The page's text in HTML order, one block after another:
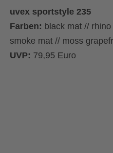
uvex sportstyle 235
Farben: black mat //
smoke mat // moss
UVP: 79,95 Euro